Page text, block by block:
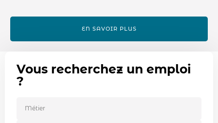
EN SAVOIR PLUS
Vous recherchez un emploi
?